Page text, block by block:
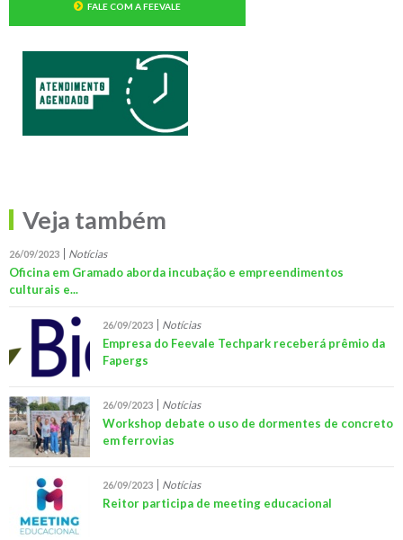
FALE COM A FEEVALE
Veja também
26/09/2023 Notícias
Oficina em Gramado aborda incubação e empreendimentos
culturais e...
26/09/2023 Notícias
Empresa do Feevale Techpark receberá prêmio da
Fapergs
26/09/2023 Notícias
Workshop debate o uso de dormentes de concreto
em ferrovias
26/09/2023 Notícias
Reitor participa de meeting educacional